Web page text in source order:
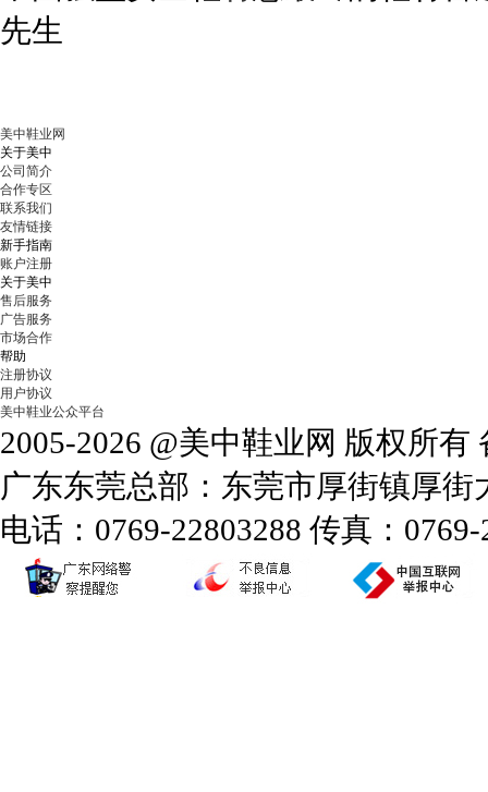
先生
美中鞋业网
关于美中
公司简介
合作专区
联系我们
友情链接
新手指南
账户注册
关于美中
售后服务
广告服务
市场合作
帮助
注册协议
用户协议
美中鞋业公众平台
2005-2026 @美中鞋业网 版权所有
广东东莞总部：东莞市厚街镇厚
电话：0769-22803288 传真：0769-